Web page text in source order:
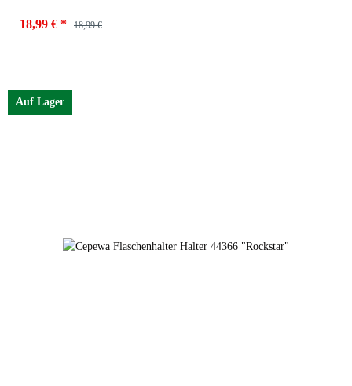
18,99 € * 18,99 €
Auf Lager